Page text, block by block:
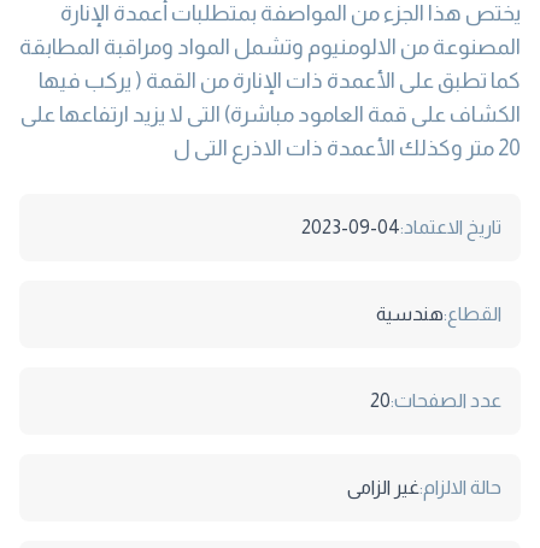
يختص هذا الجزء من المواصفة بمتطلبات أعمدة الإنارة
المصنوعة من الالومنيوم وتشمل المواد ومراقبة المطابقة
كما تطبق على الأعمدة ذات الإنارة من القمة ( يركب فيها
الكشاف على قمة العامود مباشرة) التى لا يزيد ارتفاعها على
20 متر وكذلك الأعمدة ذات الاذرع التى ل
تاريخ الاعتماد:2023-09-04
القطاع:هندسية
عدد الصفحات:20
حالة الالزام:غير الزامى